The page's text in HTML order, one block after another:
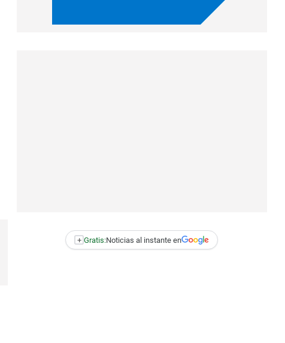
+ Gratis:Noticias al instante en